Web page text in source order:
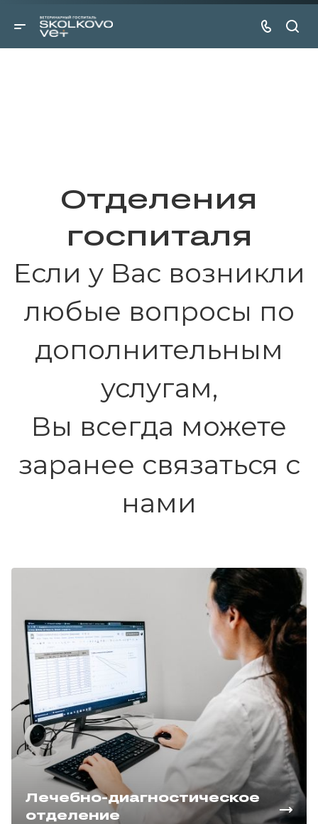
Отделения
госпиталя
Если у Вас возникли
любые вопросы по
дополнительным
услугам,
Вы всегда можете
заранее связаться с
нами
Лечебно-диагностическое
отделение